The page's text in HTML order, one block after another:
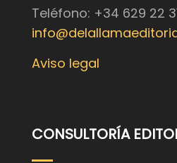
Teléfono: +34 629 22
Aviso legal
CONSULTORÍA